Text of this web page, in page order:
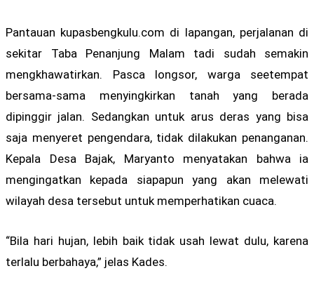
Pantauan kupasbengkulu.com di lapangan, perjalanan di
sekitar Taba Penanjung Malam tadi sudah semakin
mengkhawatirkan. Pasca longsor, warga seetempat
bersama-sama menyingkirkan tanah yang berada
dipinggir jalan. Sedangkan untuk arus deras yang bisa
saja menyeret pengendara, tidak dilakukan penanganan.
Kepala Desa Bajak, Maryanto menyatakan bahwa ia
mengingatkan kepada siapapun yang akan melewati
wilayah desa tersebut untuk memperhatikan cuaca.
“Bila hari hujan, lebih baik tidak usah lewat dulu, karena
terlalu berbahaya,” jelas Kades.